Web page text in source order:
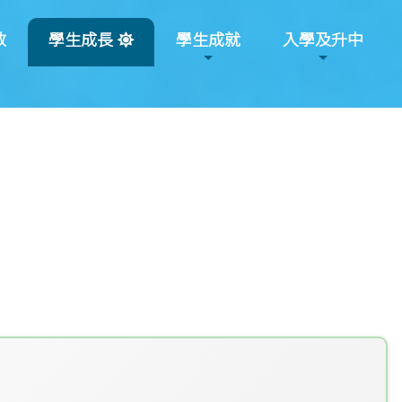
學生成長 學生成就 入學及升中